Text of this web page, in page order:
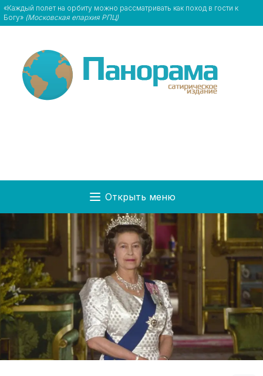
«Каждый полет на орбиту можно рассматривать как поход в гости к
Богу» (Московская епархия РПЦ)
Открыть меню